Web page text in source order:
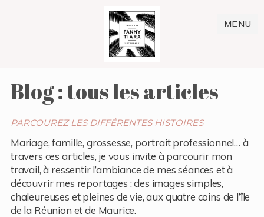
MENU
Blog : tous les articles
PARCOUREZ LES DIFFÉRENTES HISTOIRES
Mariage, famille, grossesse, portrait professionnel… à
travers ces articles, je vous invite à parcourir mon
travail, à ressentir l’ambiance de mes séances et à
découvrir mes reportages : des images simples,
chaleureuses et pleines de vie, aux quatre coins de l’île
de la Réunion et de Maurice.